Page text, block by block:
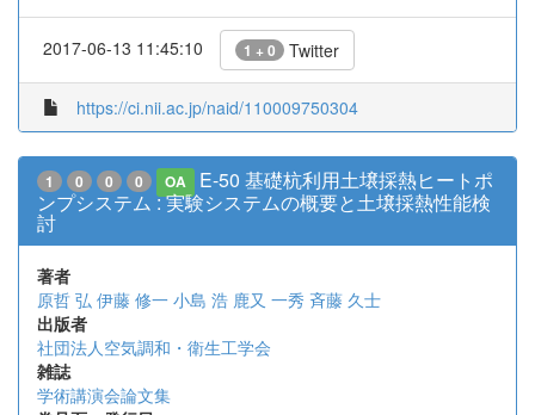
2017-06-13 11:45:10 1 + 0 Twitter
https://ci.nii.ac.jp/naid/110009750304
1 0 0 0 OA
E-50 基礎杭利用土壌採熱ヒートポ
ンプシステム : 実験システムの概要と土壌採熱性能検
討
著者
原哲 弘 伊藤 修一 小島 浩 鹿又 一秀 斉藤 久士
出版者
社団法人空気調和・衛生工学会
雑誌
学術講演会論文集